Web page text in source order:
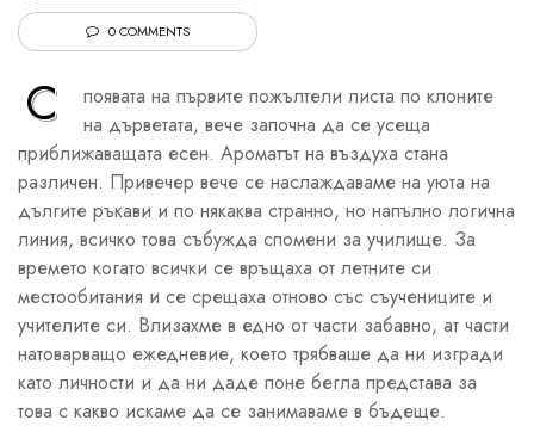
0 COMMENTS
С
появата на първите пожълтели листа по клоните
на дърветата, вече започна да се усеща
приближаващата есен. Ароматът на въздуха стана
различен. Привечер вече се наслаждаваме на уюта на
дългите ръкави и по някаква странно, но напълно логична
линия, всичко това събужда спомени за училище. За
времето когато всички се връщаха от летните си
местообитания и се срещаха отново със съучениците и
учителите си. Влизахме в едно от части забавно, ат части
натоварващо ежедневие, което трябваше да ни изгради
като личности и да ни даде поне бегла представа за
това с какво искаме да се занимаваме в бъдеще.